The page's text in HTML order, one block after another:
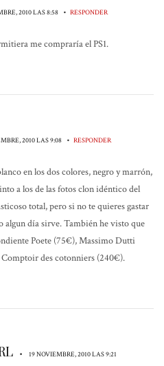
2010 LAS 8:58 • RESPONDER
me compraría el PS1.
2010 LAS 9:08 • RESPONDER
en los dos colores, negro y marrón,
a los de las fotos clon idéntico del
total, pero si no te quieres gastar
algun día sirve. También he visto que
Poete (75€), Massimo Dutti
des cotonniers (240€).
• 19 NOVIEMBRE, 2010 LAS 9:21